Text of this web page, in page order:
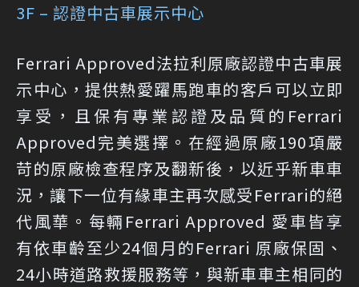
3F – 認證中古車展示中心
Ferrari Approved法拉利原廠認證中古車展
示中心，提供熱愛躍馬跑車的客戶可以立即
享受，且保有專業認證及品質的Ferrari
Approved完美選擇。在經過原廠190項嚴
苛的原廠檢查程序及翻新後，以近乎新車車
況，讓下一位有緣車主再次感受Ferrari的絕
代風華。每輛Ferrari Approved 愛車皆享
有依車齡至少24個月的Ferrari 原廠保固、
24小時道路救援服務等，與新車車主相同的